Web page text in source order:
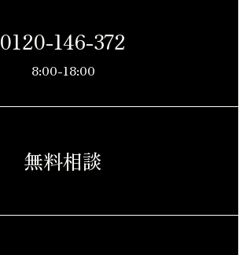
0120-146-372
8:00-18:00
無料相談